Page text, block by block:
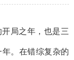
局之年，也是三
。在错综复杂的